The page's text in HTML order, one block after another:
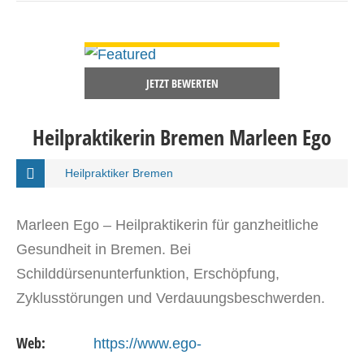
JETZT BEWERTEN
Heilpraktikerin Bremen Marleen Ego
Heilpraktiker Bremen
Marleen Ego – Heilpraktikerin für ganzheitliche
Gesundheit in Bremen. Bei
Schilddürsenunterfunktion, Erschöpfung,
Zyklusstörungen und Verdauungsbeschwerden.
Web:
https://www.ego-